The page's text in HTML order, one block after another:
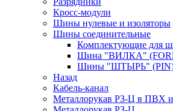
Кросс-модули
Шины нулевые и изоляторы
Шины соединительные
Комплектующие для
Шина "ВИЛКА"
Шины "ШТЫРЬ"
Назад
Кабель-канал
Металлорукав РЗ-Ц в ПВХ